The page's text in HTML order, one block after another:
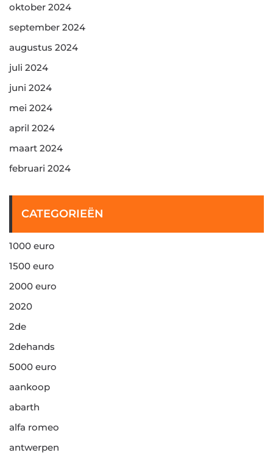
oktober 2024
september 2024
augustus 2024
juli 2024
juni 2024
mei 2024
april 2024
maart 2024
februari 2024
CATEGORIEËN
1000 euro
1500 euro
2000 euro
2020
2de
2dehands
5000 euro
aankoop
abarth
alfa romeo
antwerpen